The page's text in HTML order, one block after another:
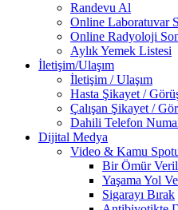
Randevu Al
Online Laboratuvar
Online Radyoloji
Aylık Yemek Listesi
İletişim/Ulaşım
İletişim / Ulaşım
Hasta Şikayet /
Çalışan Şikayet /
Dahili Telefon
Dijital Medya
Video & Kamu
Bir Ömür
Yaşama Yol
Sigarayı Bırak